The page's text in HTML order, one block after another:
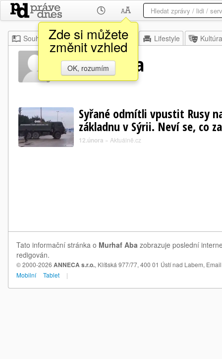
Zde si můžete
změnit vzhled
OK, rozumím
Souhrn Moje Z domova Lifestyle Kultúra
Murhaf Aba
Syřané odmítli vpustit Rusy
základnu v Sýrii. Neví se, co
12.února » Aktuálně.cz
Tato informační stránka o Murhaf Aba zobrazuje poslední
redigován.
© 2000-2026 ANNECA s.r.o., Klíšská 977/77, 400 01 Ústí nad Labem,
Mobilní
Tablet |